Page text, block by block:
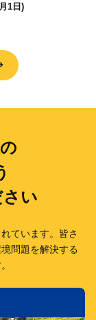
1日)
い
ています。 皆さ
問題を解決する